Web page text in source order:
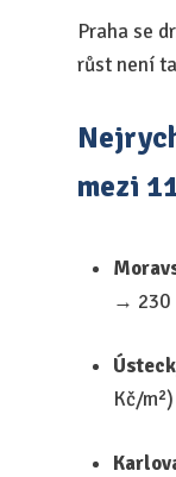
Praha se
růst není
mezi
→ 230
Kč/m²)